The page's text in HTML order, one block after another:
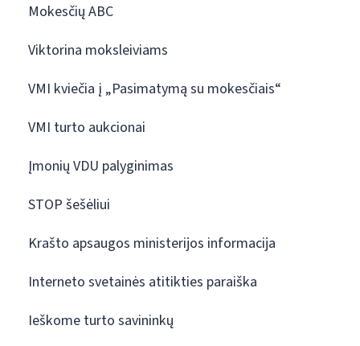
Mokesčių ABC
Viktorina moksleiviams
VMI kviečia į „Pasimatymą su mokesčiais“
VMI turto aukcionai
Įmonių VDU palyginimas
STOP šešėliui
Krašto apsaugos ministerijos informacija
Interneto svetainės atitikties paraiška
Ieškome turto savininkų